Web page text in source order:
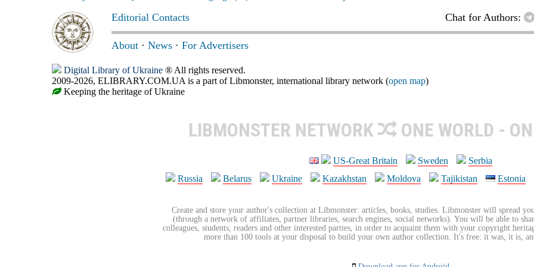
Editorial Contacts Chat for Authors:
About · News · For Advertisers
Digital Library of Ukraine ® All rights reserved.
2009-2026, ELIBRARY.COM.UA is a part of Libmonster, international library network (open map)
Keeping the heritage of Ukraine
LIBMONSTER NETWORK ONE WORLD -
US-Great Britain Sweden
Serbia
Russia
Belarus Ukraine Kazakhstan Moldova Tajikistan Estonia
Create and store your author's collection at Libmonster: articles, books, studies. Libmonster will spread
(through a network of affiliates, partner libraries, search engines, social networks). You will be able to
colleagues, students, readers and other interested parties, in order to acquaint them with your copyright
more than 100 tools at your disposal to build your own author collection. It's free: it was, it is,